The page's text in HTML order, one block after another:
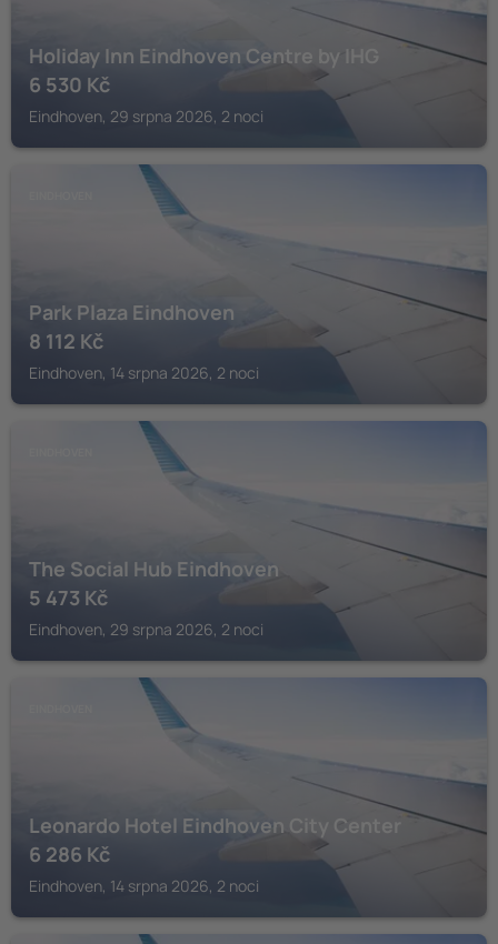
Holiday Inn Eindhoven Centre by IHG
6 530 Kč
Eindhoven, 29 srpna 2026, 2 noci
Park Plaza Eindhoven
8 112 Kč
Eindhoven, 14 srpna 2026, 2 noci
The Social Hub Eindhoven
5 473 Kč
Eindhoven, 29 srpna 2026, 2 noci
Leonardo Hotel Eindhoven City Center
6 286 Kč
Eindhoven, 14 srpna 2026, 2 noci